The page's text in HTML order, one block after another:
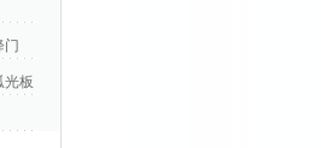
门
光板